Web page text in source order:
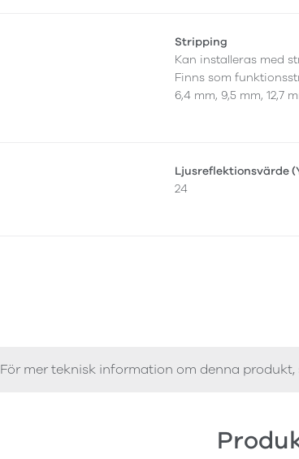
Stripping
Kan installeras med
Finns som
6,4 mm, 9,5 mm, 12,7
Ljusreflektionsvärde
24
För mer teknisk information om denna